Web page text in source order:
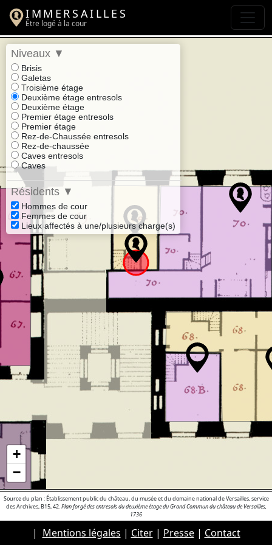
IMMERSAILLES
Être logé à la cour
Niveaux ▼
Brisis
Galetas
Troisième étage
Deuxième étage entresols
Deuxième étage
Premier étage entresols
Premier étage
Rez-de-Chaussée entresols
Rez-de-chaussée
Caves entresols
Caves
Résidents ▼
Hommes de cour
Femmes de cour
Lieux affectés à une/plusieurs charge(s)
+
−
Source du plan : Établissement public du château, du musée et du domaine national de Versailles, service
des Archives, B15, 42.Plan forgé des entresols du deuxième étage du Grand Commun du château de Versailles,
1736
| Mentions légales | Citer| Presse| Contact